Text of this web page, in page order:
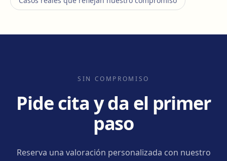
SIN COMPROMISO
Pide cita y da el primer
paso
Reserva una valoración personalizada con nuestro